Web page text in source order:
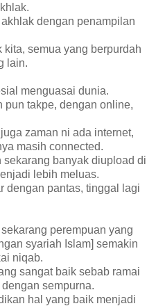
dengan penampilan
semua yang berpurdah
lain.
menguasai dunia.
pun takpe, dengan online,
zaman ni ada internet,
masih connected.
sekarang banyak diupload di
lebih meluas.
dengan pantas, tinggal lagi
perempuan yang
syariah Islam] semakin
niqab.
sangat baik sebab ramai
sempurna.
hal yang baik menjadi